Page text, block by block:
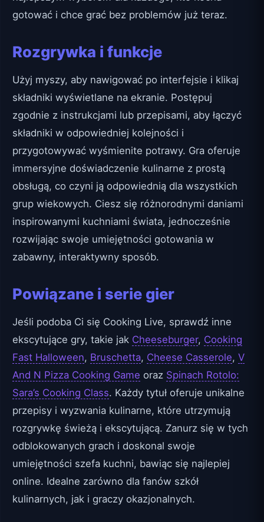
gotować i chce grać bez problemów już teraz.
Rozgrywka i funkcje
Użyj myszy, aby nawigować po interfejsie i klikaj
składniki wyświetlane na ekranie. Postępuj
zgodnie z instrukcjami lub przepisami, aby łączyć
składniki w odpowiedniej kolejności i
przygotowywać wyśmienite potrawy. Gra oferuje
immersyjne doświadczenie kulinarne z prostą
obsługą, co czyni ją odpowiednią dla wszystkich
grup wiekowych. Ciesz się różnorodnymi daniami
inspirowanymi kuchniami świata, jednocześnie
rozwijając swoje umiejętności gotowania w
zabawny, interaktywny sposób.
Powiązane i serie gier
Jeśli podoba Ci się Cooking Live, sprawdź inne
ekscytujące gry, takie jak Cheeseburger, Cooking
Fast Halloween, Bruschetta, Cheese Casserole, V
And N Pizza Cooking Game oraz Spinach Rotolo:
Sara’s Cooking Class. Każdy tytuł oferuje unikalne
przepisy i wyzwania kulinarne, które utrzymują
rozgrywkę świeżą i ekscytującą. Zanurz się w tych
odblokowanych grach i doskonal swoje
umiejętności szefa kuchni, bawiąc się najlepiej
online. Idealne zarówno dla fanów szkół
kulinarnych, jak i graczy okazjonalnych.